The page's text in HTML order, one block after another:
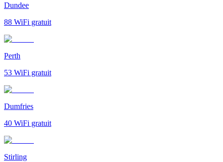
Dundee
88 WiFi gratuit
Perth
53 WiFi gratuit
Dumfries
40 WiFi gratuit
Stirling